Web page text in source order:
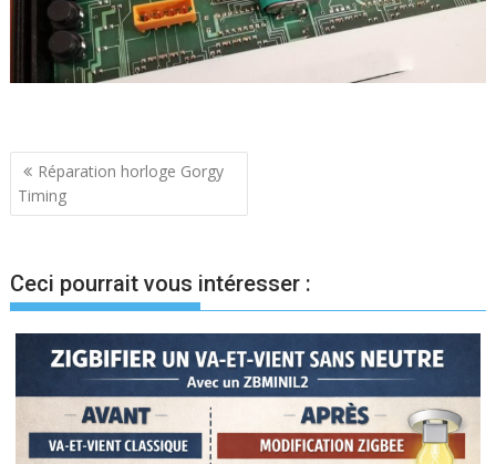
Navigation
de
Réparation horloge Gorgy
Timing
Ceci pourrait vous intéresser :